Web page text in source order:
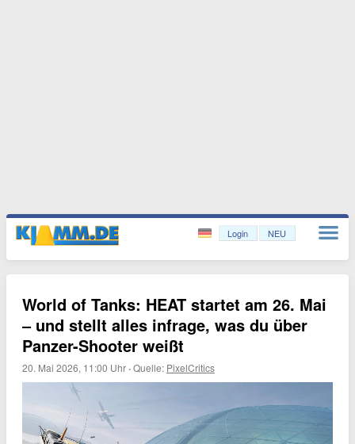
Login NEU
World of Tanks: HEAT startet am 26. Mai
– und stellt alles infrage, was du über
Panzer-Shooter weißt
20. Mai 2026, 11:00 Uhr ·Quelle: PixelCritics